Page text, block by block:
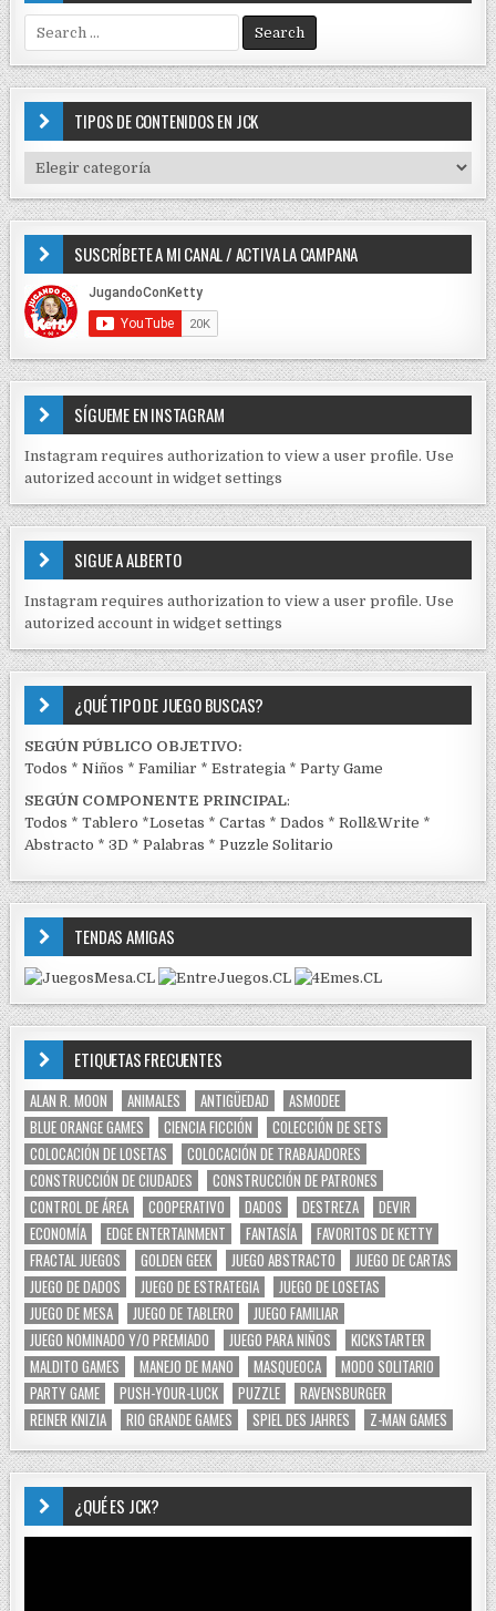
e
a
r
f
r
:
TIPOS DE CONTENIDOS EN JCK
I
P
D
E
C
O
N
T
I
D
S
E
J
C
K
SUSCRÍBETE A MI CANAL / ACTIVA LA CAMPANA
SÍGUEME EN INSTAGRAM
Instagram requires authorization to view a user profile. Use
autorized account in widget settings
SIGUE A ALBERTO
Instagram requires authorization to view a user profile. Use
autorized account in widget settings
¿QUÉ TIPO DE JUEGO BUSCAS?
SEGÚN PÚBLICO OBJETIVO:
Todos *Niños *Familiar *Estrategia *Party Game
SEGÚN COMPONENTE PRINCIPAL:
Todos *Tablero *Losetas *Cartas *Dados *Roll&Write *
Abstracto *3D *Palabras *Puzzle Solitario
TENDAS AMIGAS
ETIQUETAS FRECUENTES
ALAN R. MOON ANIMALES ANTIGÜEDAD
ASMODEE
BLUE ORANGE GAMES
CIENCIA FICCIÓN
COLECCIÓN DE SETS
COLOCACIÓN DE LOSETAS
COLOCACIÓN DE TRABAJADORES
CONSTRUCCIÓN DE CIUDADES
CONSTRUCCIÓN DE PATRONES
CONTROL DE ÁREA
COOPERATIVO DADOS DESTREZA
DEVIR
ECONOMÍA
EDGE ENTERTAINMENT FANTASÍA
FAVORITOS DE KETTY
FRACTAL JUEGOS
GOLDEN GEEK JUEGO ABSTRACTO
JUEGO DE CARTAS
JUEGO DE DADOS
JUEGO DE ESTRATEGIA
JUEGO DE LOSETAS
JUEGO DE MESA
JUEGO DE TABLERO
JUEGO FAMILIAR
JUEGO NOMINADO Y/O PREMIADO
JUEGO PARA NIÑOS
KICKSTARTER
MALDITO GAMES
MANEJO DE MANO MASQUEOCA
MODO SOLITARIO
PARTY GAME
PUSH-YOUR-LUCK PUZZLE
RAVENSBURGER
REINER KNIZIA
RIO GRANDE GAMES SPIEL DES JAHRES Z-MAN GAMES
¿QUÉ ES JCK?